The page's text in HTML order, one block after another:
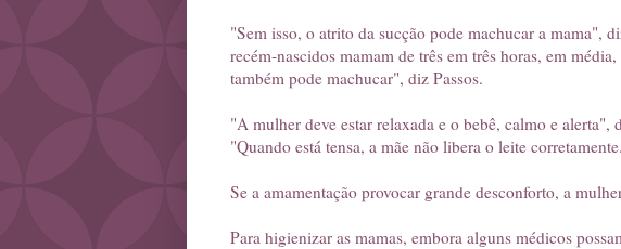
"Sem isso, o atrito da sucção pode machucar a mama",
recém-nascidos mamam de três em três horas, em
também pode machucar", diz Passos.
"A mulher deve estar relaxada e o bebê, calmo e
"Quando está tensa, a mãe não libera o leite
Se a amamentação provocar grande desconforto, a
Para higienizar as mamas, embora alguns médicos